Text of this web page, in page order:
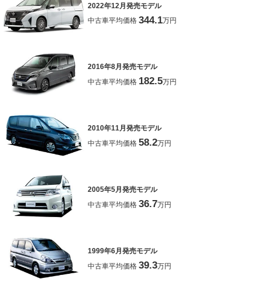
2022年12月発売モデル
中古車平均価格 344.1万円
2016年8月発売モデル
中古車平均価格 182.5万円
2010年11月発売モデル
中古車平均価格 58.2万円
2005年5月発売モデル
中古車平均価格 36.7万円
1999年6月発売モデル
中古車平均価格 39.3万円